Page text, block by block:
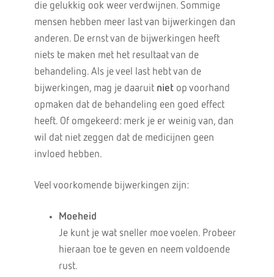
die gelukkig ook weer verdwijnen. Sommige
mensen hebben meer last van bijwerkingen dan
anderen. De ernst van de bijwerkingen heeft
niets te maken met het resultaat van de
behandeling. Als je veel last hebt van de
bijwerkingen, mag je daaruit nietop voorhand
opmaken dat de behandeling een goed effect
heeft. Of omgekeerd: merk je er weinig van, dan
wil dat niet zeggen dat de medicijnen geen
invloed hebben.
Veel voorkomende bijwerkingen zijn:
Moeheid
Je kunt je wat sneller moe voelen. Probeer
hieraan toe te geven en neem voldoende
rust.